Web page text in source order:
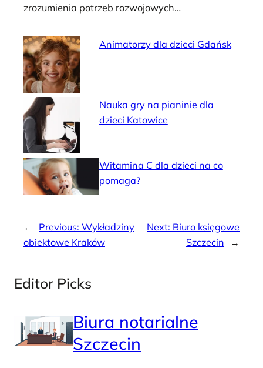
zrozumienia potrzeb rozwojowych…
Animatorzy dla dzieci Gdańsk
Nauka gry na pianinie dla
dzieci Katowice
Witamina C dla dzieci na co
pomaga?
← Previous: Wykładziny
obiektowe Kraków
Next: Biuro księgowe
Szczecin
→
Editor Picks
Biura notarialne
Szczecin